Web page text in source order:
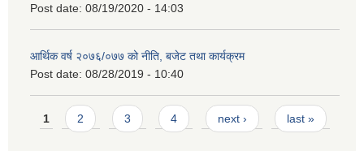
Post date: 08/19/2020 - 14:03
आर्थिक वर्ष २०७६/०७७ को नीति, बजेट तथा कार्यक्रम
Post date: 08/28/2019 - 10:40
Pages
1 2 3 4 next › last »